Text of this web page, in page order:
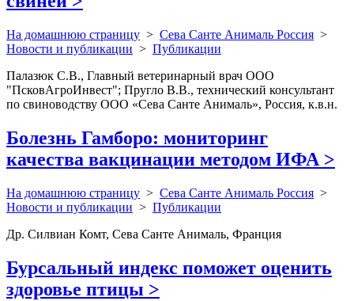
На домашнюю страницу > Сева Санте Анималь Россия >
Новости и публикации > Публикации
Палазюк С.В., Главный ветеринарный врач ООО
"ПсковАгроИнвест"; Пругло В.В., технический консультант
по свиноводству ООО «Сева Санте Анималь», Россия, к.в.н.
Болезнь Гамборо: мониторинг
качества вакцинации методом ИФА >
На домашнюю страницу > Сева Санте Анималь Россия >
Новости и публикации > Публикации
Др. Силвиан Комт, Сева Санте Анималь, Франция
Бурсальный индекс поможет оценить
здоровье птицы >